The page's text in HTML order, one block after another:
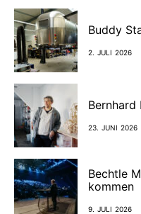
Buddy
2. JULI 2026
Bernhard
23. JUNI 2026
Bechtle
kommen
9. JULI 2026